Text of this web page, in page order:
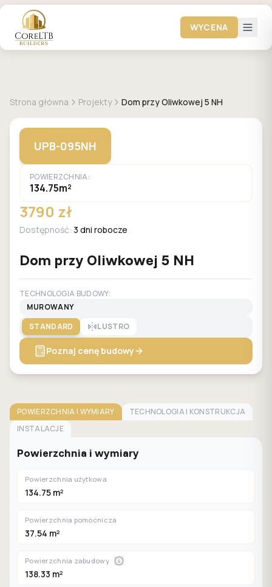
WYCENA
Strona główna Projekty Dom przy Oliwkowej 5 NH
UPB-095NH
POWIERZCHNIA:
134.75m²
3790 zł
Dostępność: 3 dni robocze
Dom przy Oliwkowej 5 NH
TECHNOLOGIA BUDOWY:
MUROWANY
STANDARD
LUSTRO
Poznaj cenę budowy
POWIERZCHNIA I WYMIARY
TECHNOLOGIA I KONSTRUKCJA
INSTALACJE
Powierzchnia i wymiary
Powierzchnia użytkowa
134.75 m²
Powierzchnia pomocnicza
37.54 m²
Powierzchnia zabudowy
138.33 m²